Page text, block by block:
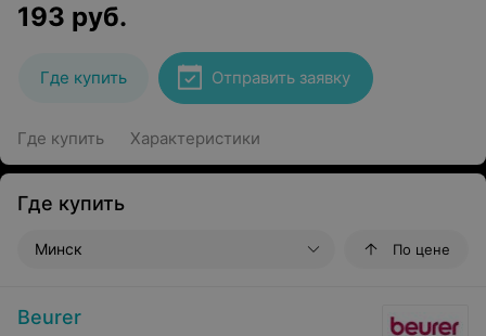
193 руб.
Где купить Отправить заявку
Где купить Характеристики
Где купить
Минск По цене
Beurer